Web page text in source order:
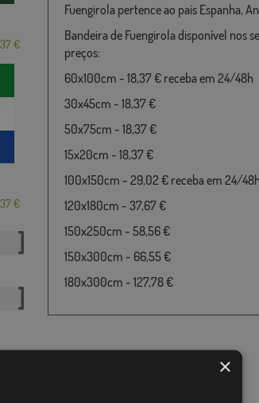
€
€
Fuengirola pertence ao país Espanha,
Bandeira de Fuengirola disponível nos
preços:
60x100cm - 18,37 € receba em 24/48h
30x45cm - 18,37 €
50x75cm - 18,37 €
15x20cm - 18,37 €
100x150cm - 29,02 € receba em 24/48h
120x180cm - 37,67 €
150x250cm - 58,56 €
150x300cm - 66,55 €
180x300cm - 127,78 €
×